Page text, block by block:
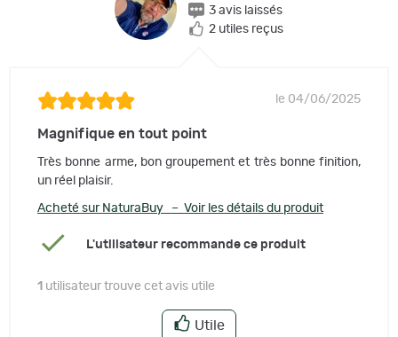
3 avis laissés
2 utiles reçus
le 04/06/2025
Magnifique en tout point
Très bonne arme, bon groupement et très bonne finition,
un réel plaisir.
Acheté sur NaturaBuy – Voir les détails du produit
L'utilisateur recommande ce produit
1 utilisateur trouve cet avis utile
Utile